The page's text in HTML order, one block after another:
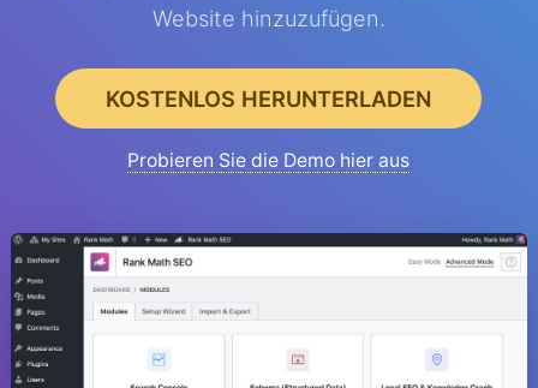
Website hinzuzufügen.
KOSTENLOS HERUNTERLADEN
Probieren Sie die Demo hier aus